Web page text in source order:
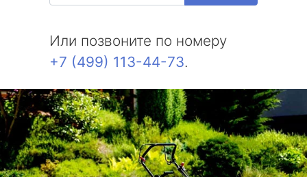
Или позвоните по номеру
+7 (499) 113-44-73.